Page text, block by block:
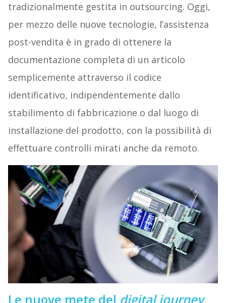
tradizionalmente gestita in outsourcing. Oggi,
per mezzo delle nuove tecnologie, l’assistenza
post-vendita è in grado di ottenere la
documentazione completa di un articolo
semplicemente attraverso il codice
identificativo, indipendentemente dallo
stabilimento di fabbricazione o dal luogo di
installazione del prodotto, con la possibilità di
effettuare controlli mirati anche da remoto.
Le nuove mete del digital journey